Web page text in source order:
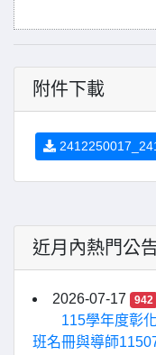
附件下載
近月內熱門公
2026-07-17 942
115學年度彰
班名冊與導師